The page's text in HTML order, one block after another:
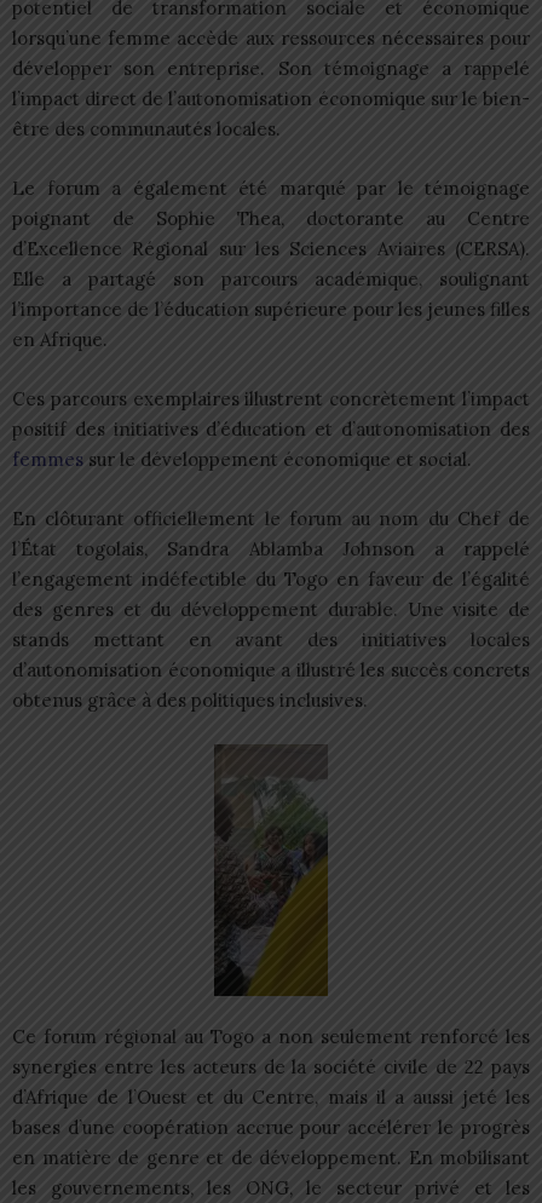
potentiel de transformation sociale et économique
lorsqu’une femme accède aux ressources nécessaires pour
développer son entreprise. Son témoignage a rappelé
l’impact direct de l’autonomisation économique sur le bien-
être des communautés locales.
Le forum a également été marqué par le témoignage
poignant de Sophie Thea, doctorante au Centre
d’Excellence Régional sur les Sciences Aviaires (CERSA).
Elle a partagé son parcours académique, soulignant
l’importance de l’éducation supérieure pour les jeunes filles
en Afrique.
Ces parcours exemplaires illustrent concrètement l’impact
positif des initiatives d’éducation et d’autonomisation des
femmes sur le développement économique et social.
En clôturant officiellement le forum au nom du Chef de
l’État togolais, Sandra Ablamba Johnson a rappelé
l’engagement indéfectible du Togo en faveur de l’égalité
des genres et du développement durable. Une visite de
stands mettant en avant des initiatives locales
d’autonomisation économique a illustré les succès concrets
obtenus grâce à des politiques inclusives.
Ce forum régional au Togo a non seulement renforcé les
synergies entre les acteurs de la société civile de 22 pays
d’Afrique de l’Ouest et du Centre, mais il a aussi jeté les
bases d’une coopération accrue pour accélérer le progrès
en matière de genre et de développement. En mobilisant
les gouvernements, les ONG, le secteur privé et les